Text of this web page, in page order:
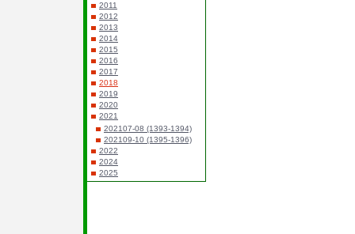
2011
2012
2013
2014
2015
2016
2017
2018
2019
2020
2021
202107-08 (1393-1394)
202109-10 (1395-1396)
2022
2024
2025